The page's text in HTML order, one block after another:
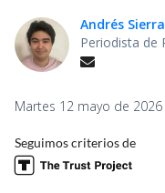
Andrés
Periodista de
Martes 12 mayo de
Seguimos criterios de